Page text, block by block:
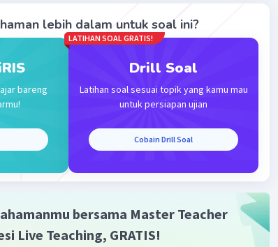
lebih dalam untuk soal ini?
bareng
LATIHAN SOAL GRATIS!
Drill Soal
Latihan soal sesuai topik yang kamu mau
untuk persiapan ujian
Cobain Drill Soal
bersama Master Teacher
Live Teaching, GRATIS!